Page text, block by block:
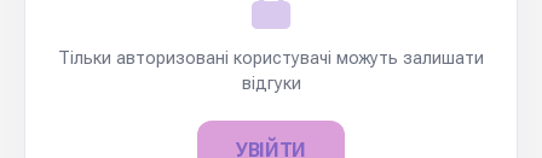
Тільки авторизовані користувачі можуть залишати
відгуки
УВІЙТИ